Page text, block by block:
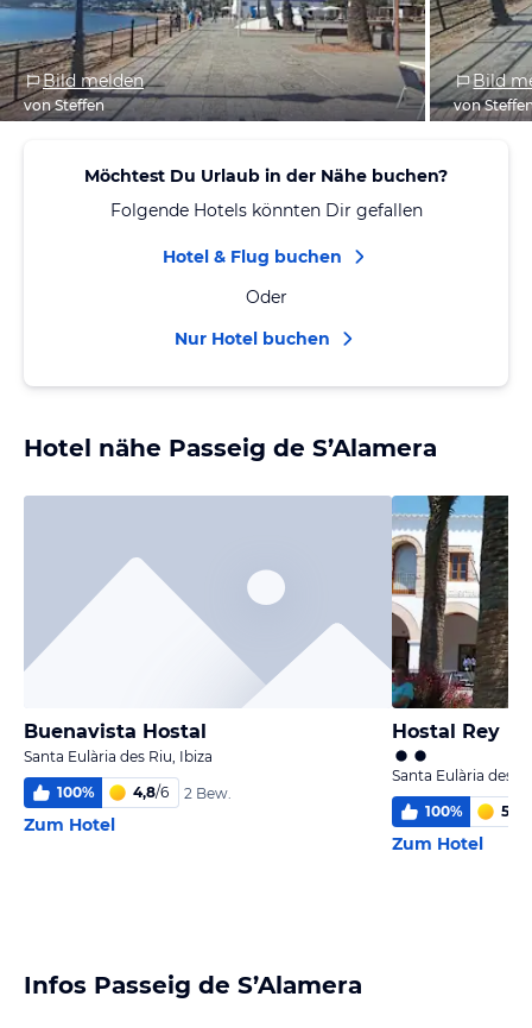
Bild melden
von Steffen
Bild
von
Möchtest Du Urlaub in der Nähe buchen?
Folgende Hotels könnten Dir gefallen
Hotel & Flug buchen
Oder
Nur Hotel buchen
Hotel nähe Passeig de S’Alamera
Buenavista Hostal
Santa Eulària des Riu, Ibiza
100% 4,8/6 2 Bew.
Zum Hotel
Hostal Rey
Santa Eulària des
100% 5
Zum Hotel
Infos Passeig de S’Alamera